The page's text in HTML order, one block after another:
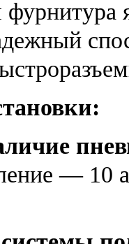
— 10